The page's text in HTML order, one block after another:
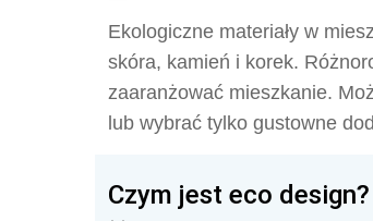
Ekologiczne materiały w
skóra, kamień i korek.
zaaranżować mieszkanie.
lub wybrać tylko gustowne
Czym jest eco design?